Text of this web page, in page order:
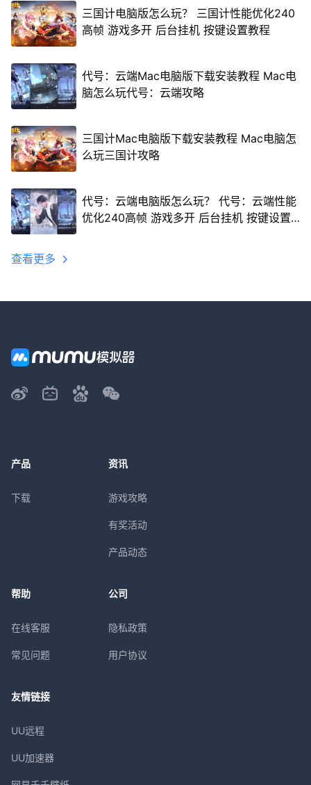
三国计电脑版怎么玩？ 三国计性能优化240
高帧 游戏多开 后台挂机 按键设置教程
代号：云端Mac电脑版下载安装教程 Mac电
脑怎么玩代号：云端攻略
三国计Mac电脑版下载安装教程 Mac电脑怎
么玩三国计攻略
代号：云端电脑版怎么玩？ 代号：云端性能
优化240高帧 游戏多开 后台挂机 按键设置
查看更多
产品
下载
资讯
游戏攻略
有奖活动
产品动态
帮助
在线客服
常见问题
公司
隐私政策
用户协议
友情链接
UU远程
UU加速器